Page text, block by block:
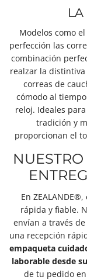
Modelos como el
perfección las
combinación
realzar la
correas de
cómodo al
reloj. Ideales
tradición y
proporcionan el
En
rápida y fiable.
envían a través
una recepción
empaqueta
laborable desde
de tu pedido